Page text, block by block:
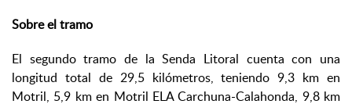
Sobre el tramo
El segundo tramo de la Senda Litoral cuenta con una
longitud total de 29,5 kilómetros, teniendo 9,3 km en
Motril, 5,9 km en Motril ELA Carchuna-Calahonda, 9,8 km